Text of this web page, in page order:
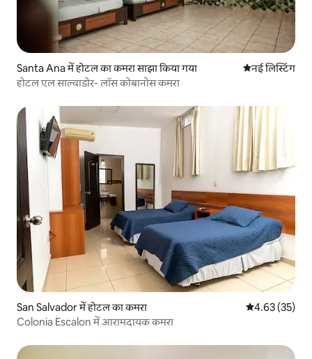
Santa Ana में होटल का कमरा साझा किया गया ठहरने की नई
नई लिस्टिंग
होटल एल साल्वाडोर- लॉस कोबानोस कमरा
San Salvador में होटल का कमरा औसत रेटिंग 5 में
4.63 (35)
Colonia Escalon में आरामदायक कमरा